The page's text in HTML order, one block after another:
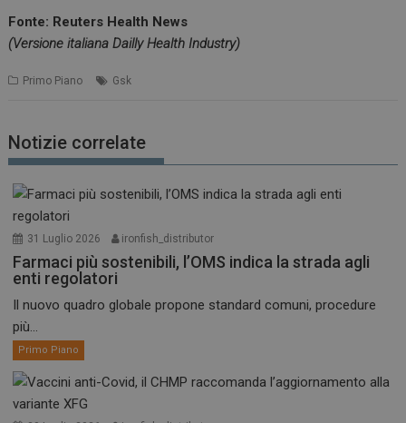
Fonte: Reuters Health News
(Versione italiana Dailly Health Industry)
Primo Piano Gsk
Notizie correlate
31 Luglio 2026 ironfish_distributor
Farmaci più sostenibili, l’OMS indica la strada agli
enti regolatori
Il nuovo quadro globale propone standard comuni, procedure
più...
Primo Piano